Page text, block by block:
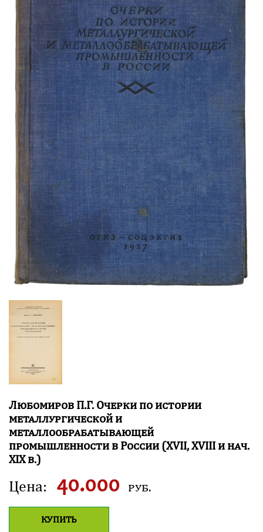
Любомиров П.Г. Очерки по истории
металлургической и
металлообрабатывающей
промышленности в России (XVII,XVIII и нач.
XIXв.)
Цена: 40.000 руб.
КУПИТЬ